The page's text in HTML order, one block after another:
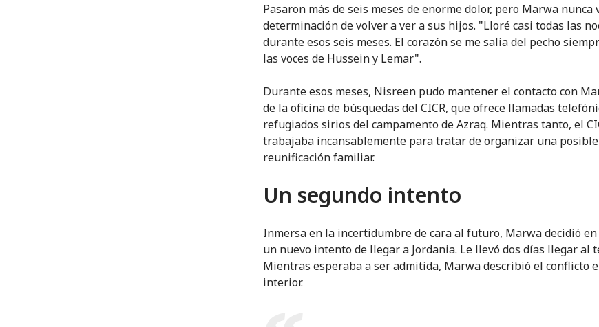
Pasaron más de seis meses de enorme dolor, pero Marwa nunca
determinación de volver a ver a sus hijos. "Lloré casi todas las
durante esos seis meses. El corazón se me salía del pecho
las voces de Hussein y Lemar".
Durante esos meses, Nisreen pudo mantener el contacto con
de la oficina de búsquedas del CICR, que ofrece llamadas
refugiados sirios del campamento de Azraq. Mientras tanto, el
trabajaba incansablemente para tratar de organizar una posible
reunificación familiar.
Un segundo intento
Inmersa en la incertidumbre de cara al futuro, Marwa decidió
un nuevo intento de llegar a Jordania. Le llevó dos días llegar al
Mientras esperaba a ser admitida, Marwa describió el conflicto
interior.